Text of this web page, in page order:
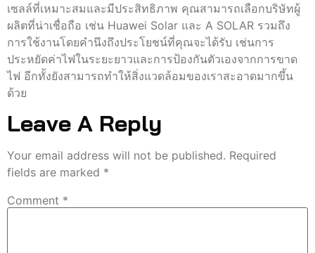
เซลล์ที่เหมาะสมและมีประสิทธิภาพ คุณสามารถเลือกบริษัทผู้
ผลิตที่น่าเชื่อถือ เช่น Huawei Solar และ A SOLAR รวมถึง
การใช้งานโดยคำนึงถึงประโยชน์ที่คุณจะได้รับ เช่นการ
ประหยัดค่าไฟในระยะยาวและการป้องกันตัวเองจากการขาด
ไฟ อีกทั้งยังสามารถทำให้สิ่งแวดล้อมของเราสะอาดมากขึ้น
ด้วย
Leave A Reply
Your email address will not be published. Required
fields are marked *
Comment *